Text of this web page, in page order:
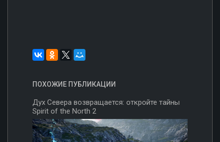
ПОХОЖИЕ ПУБЛИКАЦИИ
Дух Севера возвращается: откройте тайны
Spirit of the North 2